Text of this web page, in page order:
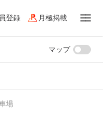
登録 月極掲載
マップ
場